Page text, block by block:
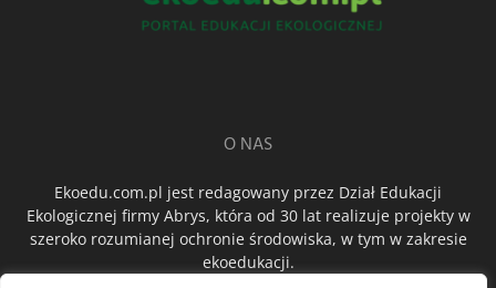
O NAS
Ekoedu.com.pl jest redagowany przez Dział Edukacji
Ekologicznej firmy Abrys, która od 30 lat realizuje projekty w
szeroko rozumianej ochronie środowiska, w tym w zakresie
ekoedukacji.